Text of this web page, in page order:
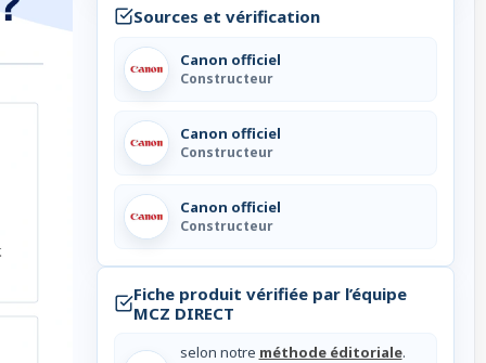
Sources et vérification
Canon officiel
Constructeur
Canon officiel
Constructeur
Canon officiel
Constructeur
Fiche produit vérifiée par l’équipe
MCZ DIRECT
selon notre méthode éditoriale.